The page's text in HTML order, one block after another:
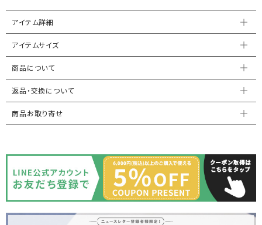
アイテム詳細
アイテムサイズ
商品について
返品・交換について
商品お取り寄せ